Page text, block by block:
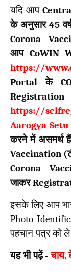
यदि आप
के अनुसार45
Corona
आपCoWIN
https://
Portalके
https://
Aarogya
करने में असमर्थ
Vaccination (
Corona
जाकर
इसके लिए आप
Photo
पहचान पत्र कोले
यह भी पढ़ें- चाय,